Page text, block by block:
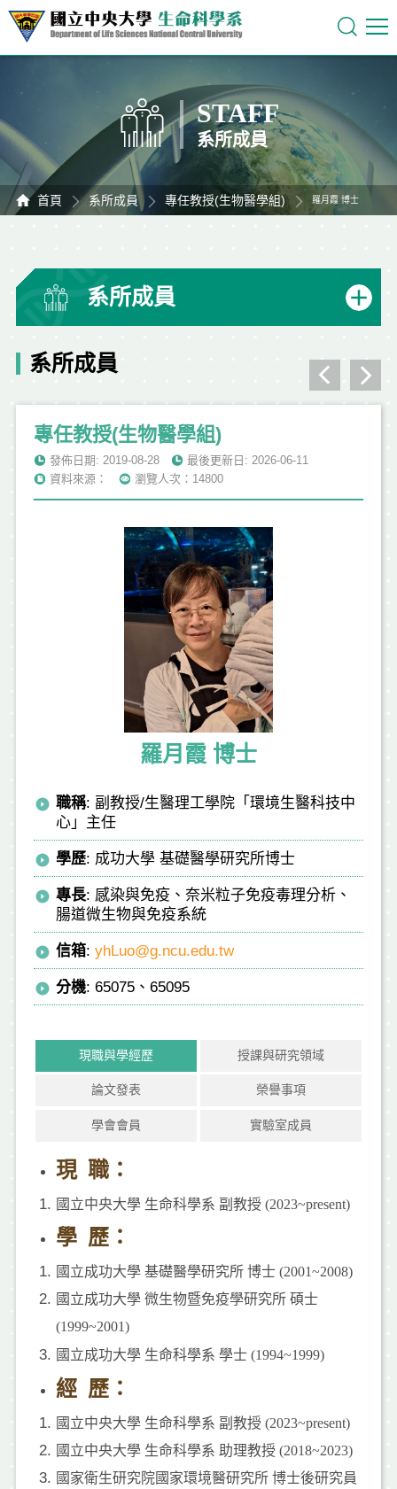
STAFF
系所成員
首頁 系所成員 專任教授(生物醫學組) 羅月霞 博士
系所成員
系所成員
專任教授(生物醫學組)
發佈日期: 2019-08-28
最後更新日: 2026-06-11
資料來源：
瀏覽人次：14800
羅月霞 博士
職稱: 副教授/生醫理工學院「環境生醫科技中
心」主任
學歷: 成功大學 基礎醫學研究所博士
專長: 感染與免疫、奈米粒子免疫毒理分析、
腸道微生物與免疫系統
信箱: yhLuo@g.ncu.edu.tw
分機: 65075、65095
現職與學經歷
現 職：
國立中央大學 生命科學系 副教授 (2023~present)
學 歷：
國立成功大學 基礎醫學研究所 博士 (2001~2008)
國立成功大學 微生物暨免疫學研究所 碩士
(1999~2001)
國立成功大學 生命科學系 學士 (1994~1999)
經 歷：
國立中央大學 生命科學系 副教授 (2023~present)
國立中央大學 生命科學系 助理教授 (2018~2023)
國家衛生研究院國家環境醫研究所 博士後研究員
授課與研究領域
論文發表 榮譽事項
學會會員 實驗室成員